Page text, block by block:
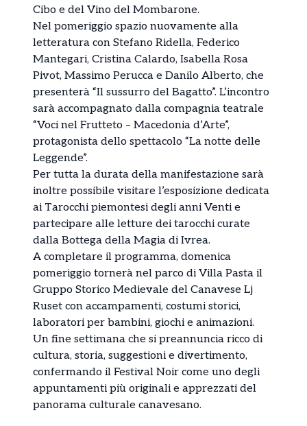
Cibo e del Vino del Mombarone.
Nel pomeriggio spazio nuovamente alla
letteratura con Stefano Ridella, Federico
Mantegari, Cristina Calardo, Isabella Rosa
Pivot, Massimo Perucca e Danilo Alberto, che
presenterà “Il sussurro del Bagatto”. L’incontro
sarà accompagnato dalla compagnia teatrale
“Voci nel Frutteto – Macedonia d’Arte”,
protagonista dello spettacolo “La notte delle
Leggende”.
Per tutta la durata della manifestazione sarà
inoltre possibile visitare l’esposizione dedicata
ai Tarocchi piemontesi degli anni Venti e
partecipare alle letture dei tarocchi curate
dalla Bottega della Magia di Ivrea.
A completare il programma, domenica
pomeriggio tornerà nel parco di Villa Pasta il
Gruppo Storico Medievale del Canavese Lj
Ruset con accampamenti, costumi storici,
laboratori per bambini, giochi e animazioni.
Un fine settimana che si preannuncia ricco di
cultura, storia, suggestioni e divertimento,
confermando il Festival Noir come uno degli
appuntamenti più originali e apprezzati del
panorama culturale canavesano.